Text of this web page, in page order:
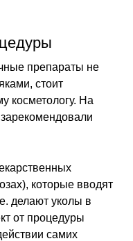
препараты не
стоит
косметологу. На
которые вводят
делают уколы в
от процедуры
самих